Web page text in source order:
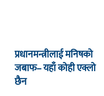
प्रधानमन्त्रीलाई मनिषको
जबाफ– यहाँ कोही एक्लो
छैन